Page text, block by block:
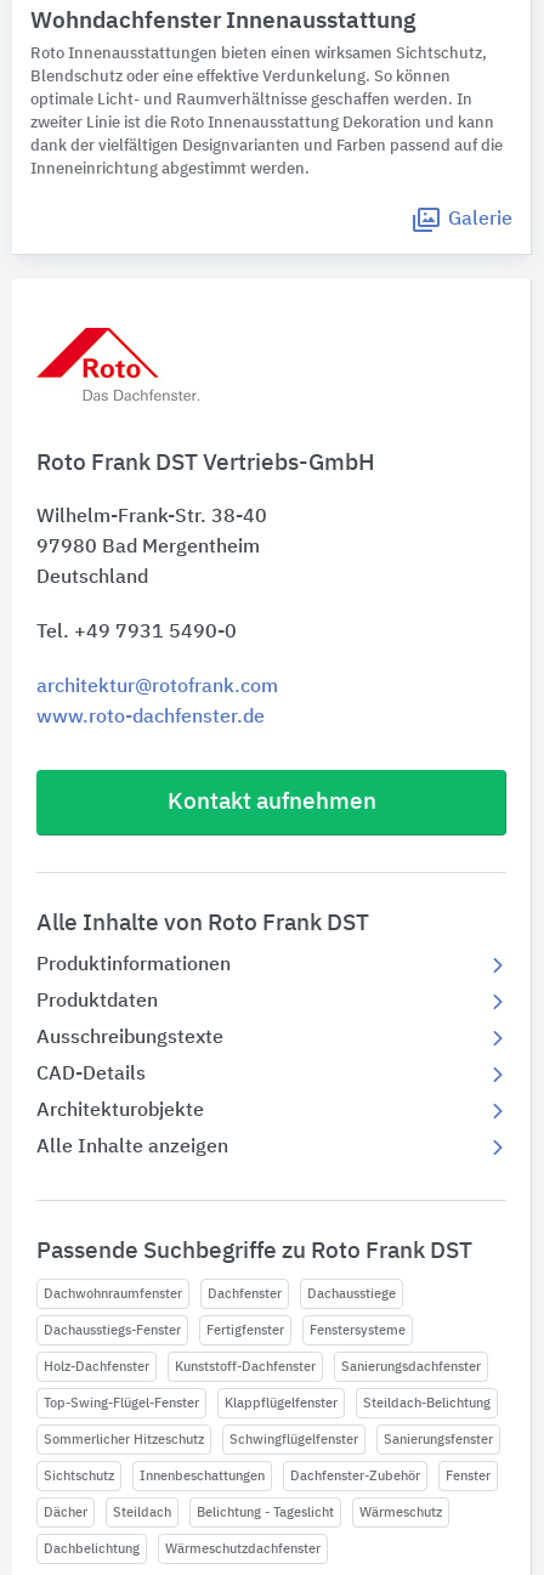
Roto Frank DST Vertriebs-GmbH
Wilhelm-Frank-Str. 38-40
97980 Bad Mergentheim
Deutschland
Tel. +49 7931 5490-0
architektur@rotofrank.com
www.roto-dachfenster.de
Kontakt aufnehmen
Alle Inhalte von Roto Frank DST
Produktinformationen
Produktdaten
Ausschreibungstexte
CAD-Details
Architekturobjekte
Alle Inhalte anzeigen
Passende Suchbegriffe zu Roto Frank DST
Dachwohnraumfenster Dachfenster Dachausstiege
Dachausstiegs-Fenster Fertigfenster Fenstersysteme
Holz-Dachfenster Kunststoff-Dachfenster Sanierungsdachfenster
Top-Swing-Flügel-Fenster Klappflügelfenster Steildach-Belichtung
Sommerlicher Hitzeschutz Schwingflügelfenster Sanierungsfenster
Sichtschutz Innenbeschattungen Dachfenster-Zubehör Fenster
Dächer Steildach Belichtung - Tageslicht Wärmeschutz
Dachbelichtung Wärmeschutzdachfenster
Wohndachfenster Innenausstattung
Roto Innenausstattungen bieten einen wirksamen Sichtschutz,
Blendschutz oder eine effektive Verdunkelung. So können
optimale Licht- und Raumverhältnisse geschaffen werden. In
zweiter Linie ist die Roto Innenausstattung Dekoration und kann
dank der vielfältigen Designvarianten und Farben passend auf die
Inneneinrichtung abgestimmt werden.
Galerie